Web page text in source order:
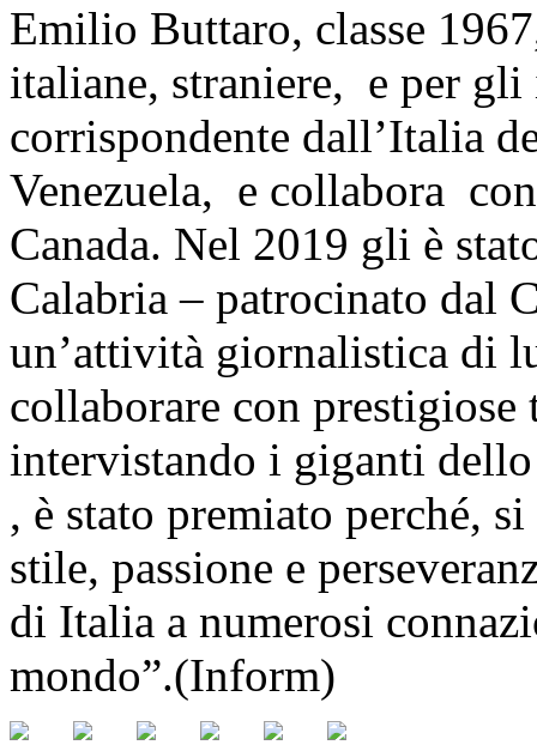
Emilio Buttaro, classe
italiane, straniere, e per gli
corrispondente dall’Italia
Venezuela, e collabora
Canada. Nel 2019 gli è
Calabria – patrocinato dal
un’attività giornalistica di
collaborare con prestigiose
intervistando i giganti
, è stato premiato perché,
stile, passione e
di Italia a numerosi
mondo”.(Inform)